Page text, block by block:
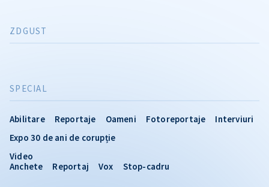
SPECIAL
Abilitare Reportaje Oameni Fotoreportaje
Interviuri
Expo 30 de ani de corupție
Video
Anchete
Reportaj Vox Stop-cadru
ZDGUST